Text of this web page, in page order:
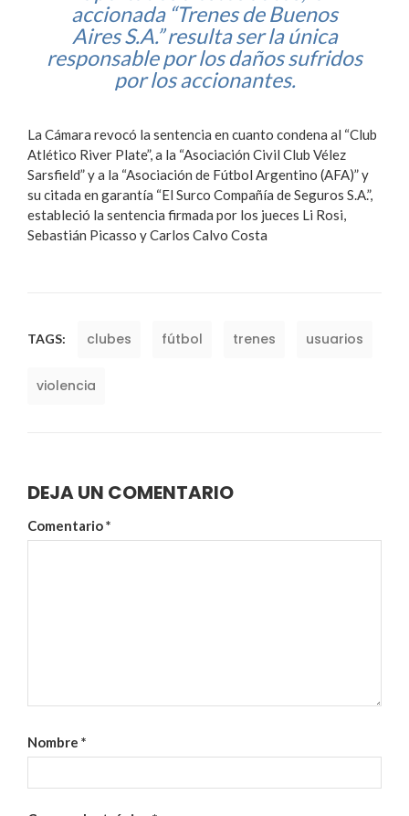
accionada “Trenes de Buenos
Aires S.A.” resulta ser la única
responsable por los daños sufridos
por los accionantes.
La Cámara revocó la sentencia en cuanto condena al “Club
Atlético River Plate”, a la “Asociación Civil Club Vélez
Sarsfield” y a la “Asociación de Fútbol Argentino (AFA)” y
su citada en garantía “El Surco Compañía de Seguros S.A.”,
estableció la sentencia firmada por los jueces Li Rosi,
Sebastián Picasso y Carlos Calvo Costa
TAGS: clubes fútbol trenes usuarios
violencia
DEJA UN COMENTARIO
Comentario*
Nombre *